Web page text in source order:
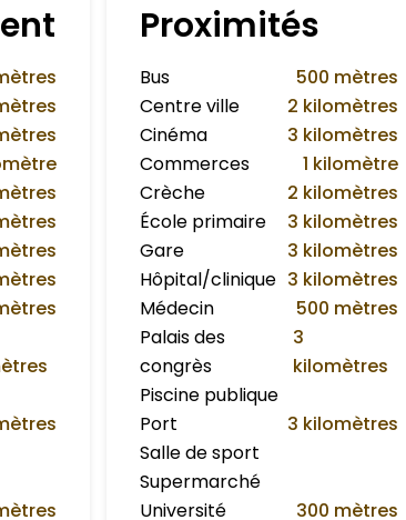
Proximités
Bus
500 mètres
Centre ville
2 kilomètres
Cinéma
3 kilomètres
Commerces
1 kilomètre
Crèche
2 kilomètres
École primaire
3 kilomètres
Gare
3 kilomètres
Hôpital/clinique 3 kilomètres
Médecin
500 mètres
Palais des
congrès
3
kilomètres
Piscine publique
Port
3 kilomètres
Salle de sport
Supermarché
Université
300 mètres